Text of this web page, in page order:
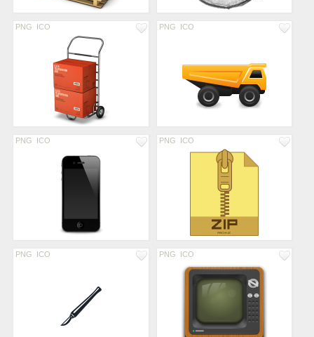
PNG ICO PNG ICO
PNG ICO PNG ICO
PNG ICO PNG ICO